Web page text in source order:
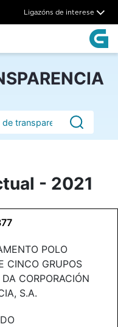
-
Ligazóns de interese
- 2021
POLO
CINCO GRUPOS
CORPORACIÓN
S.A.